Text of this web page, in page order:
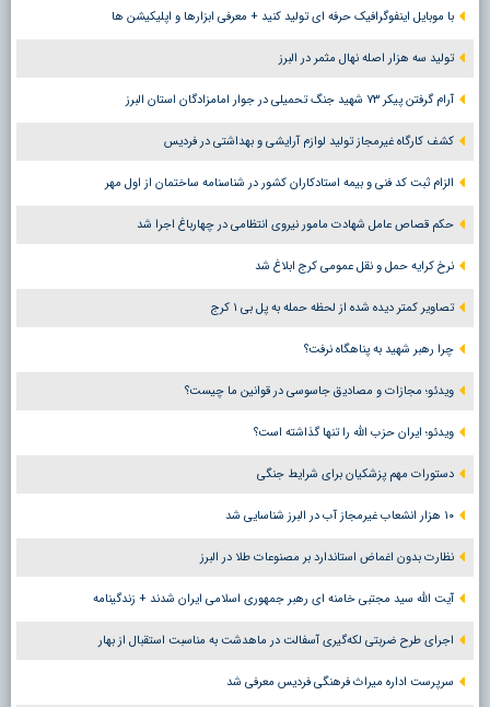
با موبایل اینفوگرافیک حرفه ای تولید کنید + معرفی ابزارها و اپلیکیشن ها
تولید سه هزار اصله نهال مثمر در البرز
آرام گرفتن پیکر ۷۳ شهید جنگ تحمیلی در جوار امامزادگان استان البرز
کشف کارگاه غیرمجاز تولید لوازم آرایشی و بهداشتی در فردیس
الزام ثبت کد فنی و بیمه استادکاران کشور در شناسنامه ساختمان از اول مهر
حکم قصاص عامل شهادت مامور نیروی انتظامی در چهارباغ اجرا شد
نرخ کرایه حمل و نقل عمومی کرج ابلاغ شد
تصاویر کمتر دیده شده از لحظه حمله به پل بی ۱ کرج
چرا رهبر شهید به پناهگاه نرفت؟
ویدئو؛ مجازات و مصادیق جاسوسی در قوانین ما چیست؟
ویدئو؛ ایران حزب الله را تنها گذاشته است؟
دستورات مهم پزشکیان برای شرایط جنگی
۱۰ هزار انشعاب غیرمجاز آب در البرز شناسایی شد
نظارت بدون اغماض استاندارد بر مصنوعات طلا در البرز
آیت الله سید مجتبی خامنه ای رهبر جمهوری اسلامی ایران شدند + زندگینامه
اجرای طرح ضربتی لکه‌گیری آسفالت در ماهدشت به مناسبت استقبال از بهار
سرپرست اداره میراث فرهنگی فردیس معرفی شد